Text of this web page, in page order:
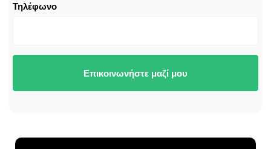
Τηλέφωνο
Επικοινωνήστε μαζί μου